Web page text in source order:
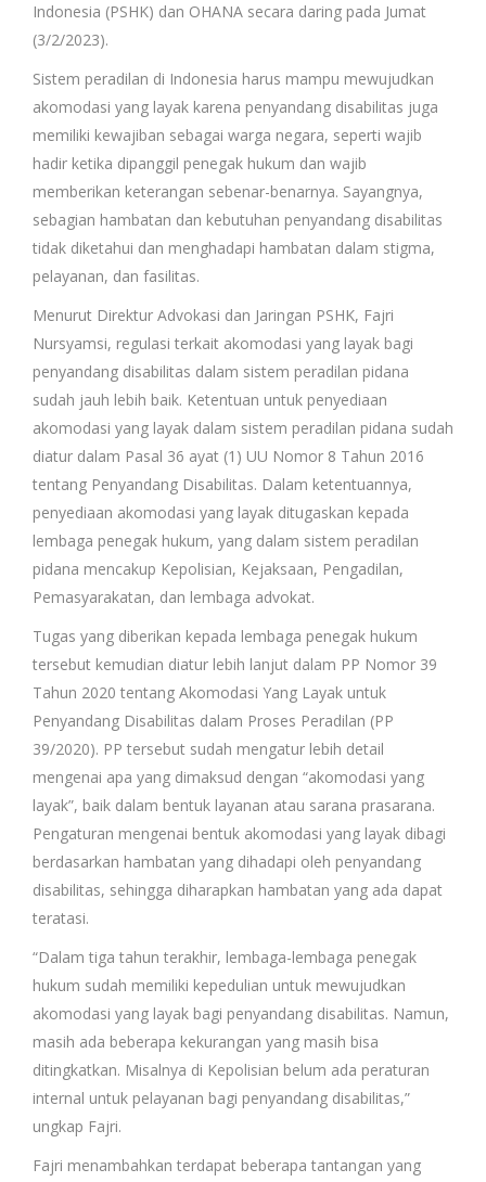
Indonesia (PSHK) dan OHANA secara daring pada Jumat
(3/2/2023).
Sistem peradilan di Indonesia harus mampu mewujudkan
akomodasi yang layak karena penyandang disabilitas juga
memiliki kewajiban sebagai warga negara, seperti wajib
hadir ketika dipanggil penegak hukum dan wajib
memberikan keterangan sebenar-benarnya. Sayangnya,
sebagian hambatan dan kebutuhan penyandang disabilitas
tidak diketahui dan menghadapi hambatan dalam stigma,
pelayanan, dan fasilitas.
Menurut Direktur Advokasi dan Jaringan PSHK, Fajri
Nursyamsi, regulasi terkait akomodasi yang layak bagi
penyandang disabilitas dalam sistem peradilan pidana
sudah jauh lebih baik. Ketentuan untuk penyediaan
akomodasi yang layak dalam sistem peradilan pidana sudah
diatur dalam Pasal 36 ayat (1) UU Nomor 8 Tahun 2016
tentang Penyandang Disabilitas. Dalam ketentuannya,
penyediaan akomodasi yang layak ditugaskan kepada
lembaga penegak hukum, yang dalam sistem peradilan
pidana mencakup Kepolisian, Kejaksaan, Pengadilan,
Pemasyarakatan, dan lembaga advokat.
Tugas yang diberikan kepada lembaga penegak hukum
tersebut kemudian diatur lebih lanjut dalam PP Nomor 39
Tahun 2020 tentang Akomodasi Yang Layak untuk
Penyandang Disabilitas dalam Proses Peradilan (PP
39/2020). PP tersebut sudah mengatur lebih detail
mengenai apa yang dimaksud dengan “akomodasi yang
layak”, baik dalam bentuk layanan atau sarana prasarana.
Pengaturan mengenai bentuk akomodasi yang layak dibagi
berdasarkan hambatan yang dihadapi oleh penyandang
disabilitas, sehingga diharapkan hambatan yang ada dapat
teratasi.
“Dalam tiga tahun terakhir, lembaga-lembaga penegak
hukum sudah memiliki kepedulian untuk mewujudkan
akomodasi yang layak bagi penyandang disabilitas. Namun,
masih ada beberapa kekurangan yang masih bisa
ditingkatkan. Misalnya di Kepolisian belum ada peraturan
internal untuk pelayanan bagi penyandang disabilitas,”
ungkap Fajri.
Fajri menambahkan terdapat beberapa tantangan yang